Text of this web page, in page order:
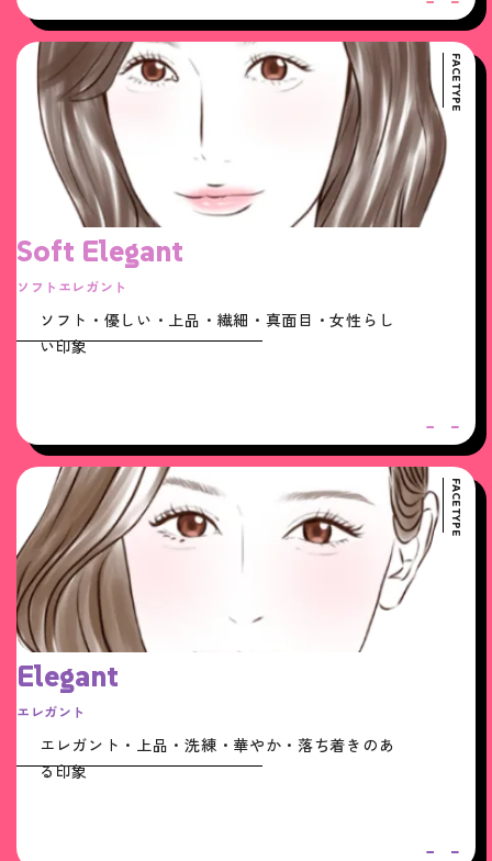
Soft Elegant
ソフトエレガント
ソフト・優しい・上品・繊細・真面目・女性らし
い印象
FACE TYPE
Elegant
エレガント
エレガント・上品・洗練・華やか・落ち着きのあ
る印象
FACE TYPE